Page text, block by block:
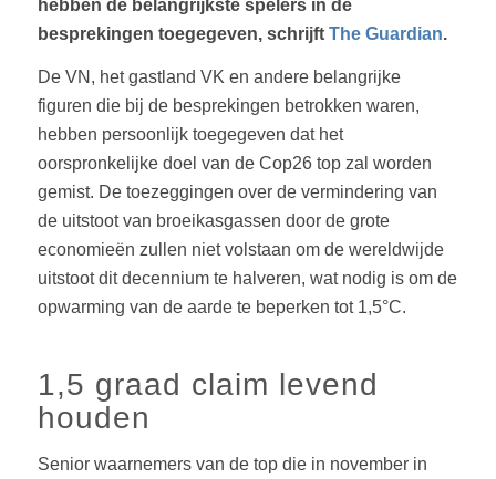
hebben de belangrijkste spelers in de
besprekingen toegegeven, schrijft The Guardian.
De VN, het gastland VK en andere belangrijke
figuren die bij de besprekingen betrokken waren,
hebben persoonlijk toegegeven dat het
oorspronkelijke doel van de Cop26 top zal worden
gemist. De toezeggingen over de vermindering van
de uitstoot van broeikasgassen door de grote
economieën zullen niet volstaan ​​om de wereldwijde
uitstoot dit decennium te halveren, wat nodig is om de
opwarming van de aarde te beperken tot 1,5°C.
1,5 graad claim levend
houden
Senior waarnemers van de top die in november in